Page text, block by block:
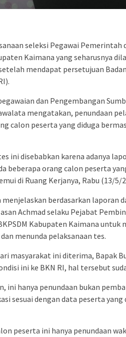
seleksi Pegawai Pemerintah
Kaimana yang seharusnya
mendapat persetujuan
dan Pengembangan
mengatakan, penundaan
calon peserta yang diduga
ini disebabkan karena adanya
beberapa orang calon peserta
di Ruang Kerjanya, Rabu (13/5/
menjelaskan berdasarkan laporan
Achmad selaku Pejabat
Kabupaten Kaimana untuk
menunda pelaksanaan tes.
masyarakat ini diterima, Bapak
ini ke BKN RI, hal tersebut
ini hanya penundaan bukan
sesuai dengan data peserta
peserta ini hanya penundaan